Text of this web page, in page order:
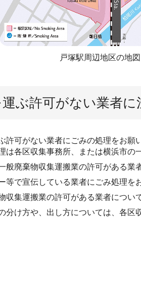
戸塚駅周辺地区の地図
ぶ許可がない業者に
許可がない業者にごみの処理をお
は各区収集事務所、または横浜市
般廃棄物収集運搬業の許可がある業
等で宣伝している業者にごみ処理
収集運搬業の許可がある業者につい
分け方や、出し方については、各区